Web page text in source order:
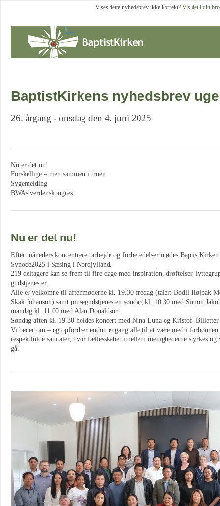
Vises dette nyhedsbrev ikke korrekt? Vis det i din
BaptistKirkens nyhedsbrev
26. årgang - onsdag den 4. juni 2025
Nu er det nu!
Forskellige – men sammen i troen
Sygemelding
BWAs verdenskongres
Nu er det nu!
Efter måneders koncentreret arbejde og forberedelser mødes
Synode2025 i Sæsing i Nordjylland.
219 deltagere kan se frem til fire dage med inspiration, drøftelser,
gudstjenester.
Alle er velkomne til aftenmøderne kl. 19.30 fredag (taler: Bodil Højbak
Skak Johanson) samt pinsegudstjenesten søndag kl. 10.30 med Simon
mandag kl. 11.00 med Alan Donaldson.
Søndag aften kl. 19.30 holdes koncert med Nina Luna og Kristof. Billetter
Vi beder om – og opfordrer endnu engang alle til at være med i
respektfulde samtaler, hvor fællesskabet imellem menighederne styrkes
gå.